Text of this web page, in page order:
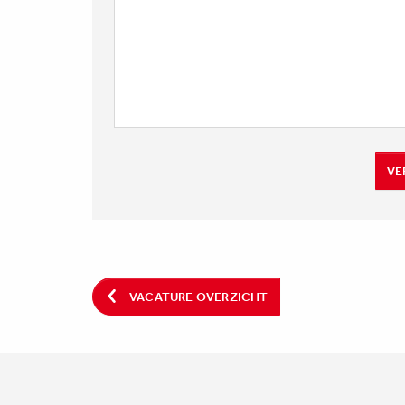
VACATURE OVERZICHT